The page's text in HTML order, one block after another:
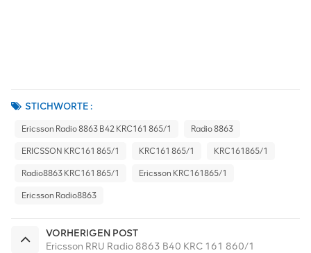
STICHWORTE :
Ericsson Radio 8863 B42 KRC161 865/1 Radio 8863
ERICSSON KRC161 865/1 KRC161 865/1 KRC161865/1
Radio8863 KRC161 865/1 Ericsson KRC161865/1
Ericsson Radio8863
VORHERIGEN POST
Ericsson RRU Radio 8863 B40 KRC 161 860/1